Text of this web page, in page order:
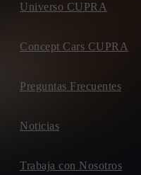
Universo CUPRA
Concept Cars CUPRA
Preguntas Frecuentes
Noticias
Trabaja con Nosotros